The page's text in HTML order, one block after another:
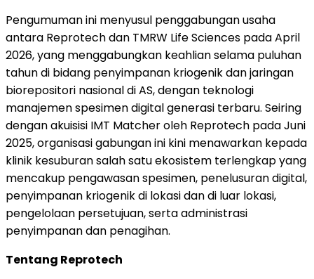
Pengumuman ini menyusul penggabungan usaha
antara Reprotech dan TMRW Life Sciences pada April
2026, yang menggabungkan keahlian selama puluhan
tahun di bidang penyimpanan kriogenik dan jaringan
biorepositori nasional di AS, dengan teknologi
manajemen spesimen digital generasi terbaru. Seiring
dengan akuisisi IMT Matcher oleh Reprotech pada Juni
2025, organisasi gabungan ini kini menawarkan kepada
klinik kesuburan salah satu ekosistem terlengkap yang
mencakup pengawasan spesimen, penelusuran digital,
penyimpanan kriogenik di lokasi dan di luar lokasi,
pengelolaan persetujuan, serta administrasi
penyimpanan dan penagihan.
Tentang Reprotech